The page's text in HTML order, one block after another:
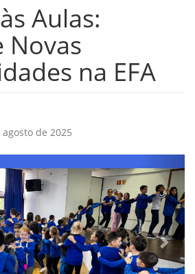
Aulas:
Novas
na EFA
de 2025